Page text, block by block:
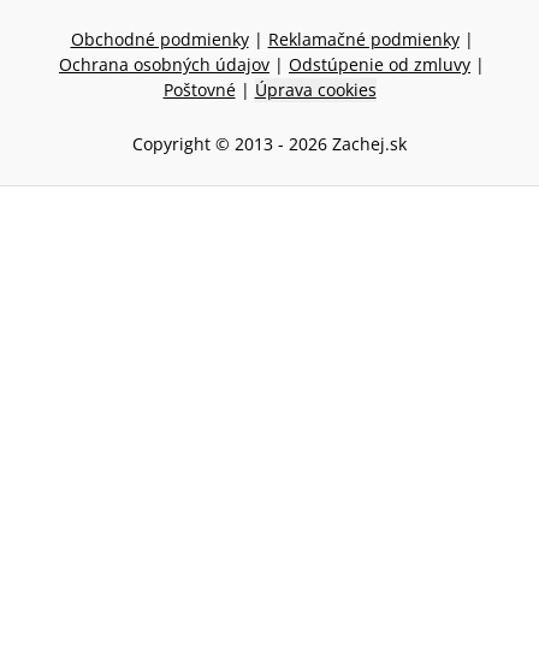
Obchodné podmienky | Reklamačné podmienky |
Ochrana osobných údajov | Odstúpenie od zmluvy |
Poštovné | Úprava cookies
Copyright © 2013 - 2026 Zachej.sk